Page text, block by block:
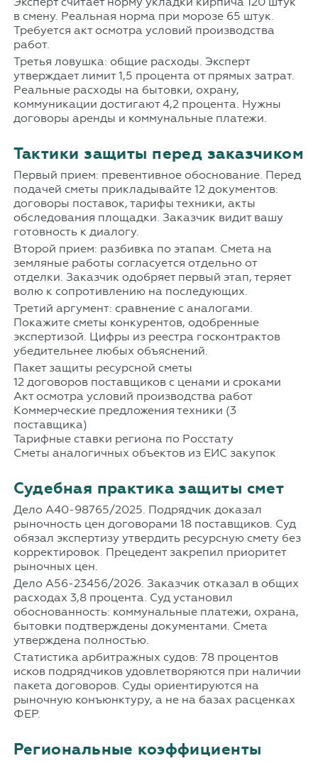
в смену. Реальная норма при морозе 65 штук.
Требуется акт осмотра условий производства
работ.
Третья ловушка: общие расходы. Эксперт
утверждает лимит 1,5 процента от прямых затрат.
Реальные расходы на бытовки, охрану,
коммуникации достигают 4,2 процента. Нужны
договоры аренды и коммунальные платежи.
Тактики защиты перед заказчиком
Первый прием: превентивное обоснование. Перед
подачей сметы прикладывайте 12 документов:
договоры поставок, тарифы техники, акты
обследования площадки. Заказчик видит вашу
готовность к диалогу.
Второй прием: разбивка по этапам. Смета на
земляные работы согласуется отдельно от
отделки. Заказчик одобряет первый этап, теряет
волю к сопротивлению на последующих.
Третий аргумент: сравнение с аналогами.
Покажите сметы конкурентов, одобренные
экспертизой. Цифры из реестра госконтрактов
убедительнее любых объяснений.
Пакет защиты ресурсной сметы
12 договоров поставщиков с ценами и сроками
Акт осмотра условий производства работ
Коммерческие предложения техники (3
поставщика)
Тарифные ставки региона по Росстату
Сметы аналогичных объектов из ЕИС закупок
Судебная практика защиты смет
Дело А40-98765/2025. Подрядчик доказал
рыночность цен договорами 18 поставщиков. Суд
обязал экспертизу утвердить ресурсную смету без
корректировок. Прецедент закрепил приоритет
рыночных цен.
Дело А56-23456/2026. Заказчик отказал в общих
расходах 3,8 процента. Суд установил
обоснованность: коммунальные платежи, охрана,
бытовки подтверждены документами. Смета
утверждена полностью.
Статистика арбитражных судов: 78 процентов
исков подрядчиков удовлетворяются при наличии
пакета договоров. Суды ориентируются на
рыночную конъюнктуру, а не на базах расценках
ФЕР.
Региональные коэффициенты